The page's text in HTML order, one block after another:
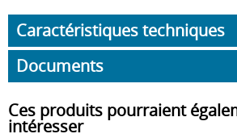
Caractéristiques techniques
Documents
Ces produits pourraient
intéresser